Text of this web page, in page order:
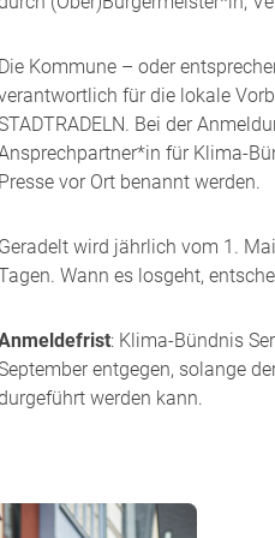
Kommune – oder
für die lokale
Bei der
für Klima-
vor Ort benannt werden.
wird jährlich vom 1.
Wann es losgeht,
: Klima-Bündnis
entgegen, solange
werden kann.